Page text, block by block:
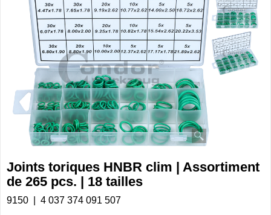
Joints toriques HNBR clim | Assortiment
de 265 pcs. | 18 tailles
9150 4 037 374 091 507